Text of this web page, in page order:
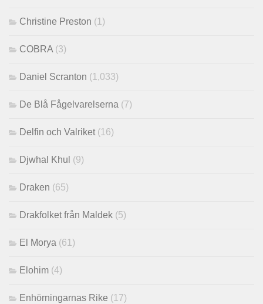
Christine Preston (1)
COBRA(3)
Daniel Scranton (1,033)
De Blå Fågelvarelserna (7)
Delfin och Valriket(16)
Djwhal Khul (9)
Draken (65)
Drakfolket från Maldek (5)
El Morya (61)
Elohim (4)
Enhörningarnas Rike (17)